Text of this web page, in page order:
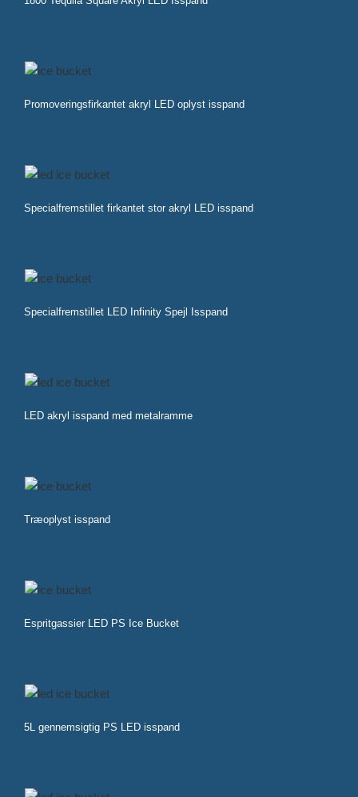
Promoveringsfirkantet akryl LED oplyst isspand
Specialfremstillet firkantet stor akryl LED isspand
Specialfremstillet LED Infinity Spejl Isspand
LED akryl isspand med metalramme
Træoplyst isspand
Espritgassier LED PS Ice Bucket
5L gennemsigtig PS LED isspand